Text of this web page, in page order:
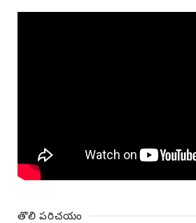
తొలి పరిచయం